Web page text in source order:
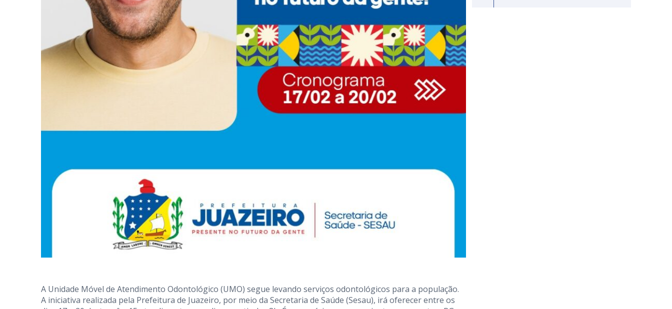
A Unidade Móvel de Atendimento Odontológico (UMO) segue levando serviços odontológicos para a população.
A iniciativa realizada pela Prefeitura de Juazeiro, por meio da Secretaria de Saúde (Sesau), irá oferecer entre os